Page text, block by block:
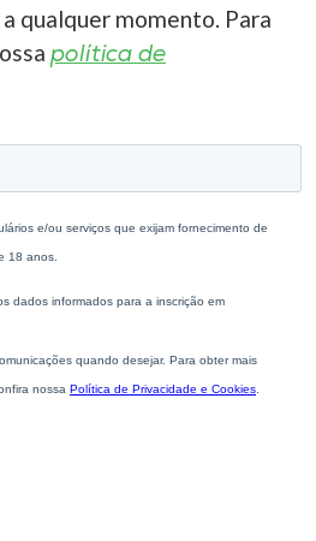
qualquer momento. Para
política de